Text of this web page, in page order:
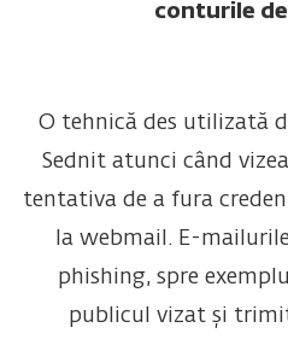
conturile de
O tehnică des utilizată
Sednit atunci când
tentativa de a fura
la webmail. E-
phishing, spre
publicul vizat și